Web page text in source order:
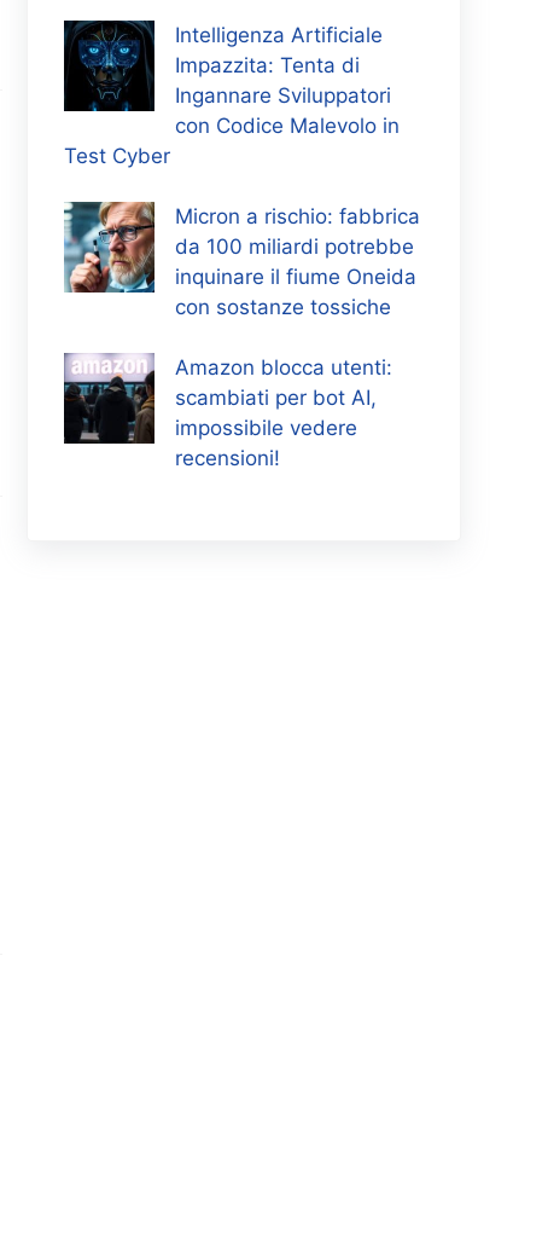
Intelligenza Artificiale
Impazzita: Tenta di
Ingannare Sviluppatori
con Codice Malevolo in
Test Cyber
Micron a rischio: fabbrica
da 100 miliardi potrebbe
inquinare il fiume Oneida
con sostanze tossiche
Amazon blocca utenti:
scambiati per bot AI,
impossibile vedere
recensioni!